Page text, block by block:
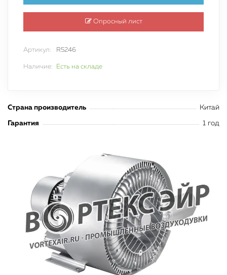
Опросный лист
Артикул: R5246
Наличие: Есть на складе
Страна производитель Китай
Гарантия 1 год